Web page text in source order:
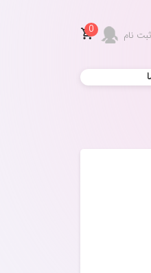
ثبت نام 0